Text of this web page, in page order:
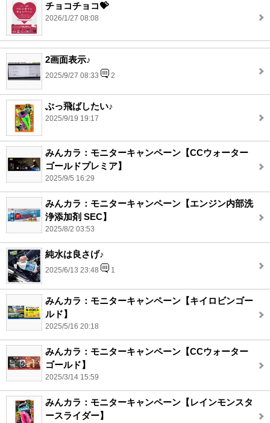
チョコチョコ💝
2026/1/27 08:08
2画面表示♪
2025/9/27 08:33 2
ぶっ飛ばしたい♪
2025/9/19 19:17
みんカラ：モニターキャンペーン【CCウォーター
ゴールドプレミア】
2025/9/5 16:29
みんカラ：モニターキャンペーン【エンジン内部洗
浄添加剤 SEC】
2025/8/2 03:53
純水は良さげ♪
2025/6/13 23:48 1
みんカラ：モニターキャンペーン【キイロビンゴー
ルド】
2025/5/16 20:18
みんカラ：モニターキャンペーン【CCウォーター
ゴールド】
2025/3/14 15:59
みんカラ：モニターキャンペーン【レインモンスタ
ースライダー】